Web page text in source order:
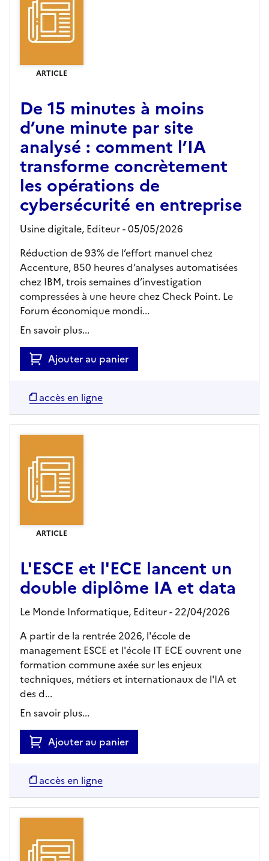
ARTICLE
De 15 minutes à moins
d’une minute par site
analysé : comment l’IA
transforme concrètement
les opérations de
cybersécurité en entreprise
Usine digitale, Editeur- 05/05/2026
Réduction de 93% de l’effort manuel chez
Accenture, 850 heures d’analyses automatisées
chez IBM, trois semaines d’investigation
compressées à une heure chez Check Point. Le
Forum économique mondi...
En savoir plus...
Ajouter au panier
accès en ligne
ARTICLE
L'ESCE et l'ECE lancent un
double diplôme IA et data
Le Monde Informatique, Editeur- 22/04/2026
A partir de la rentrée 2026, l'école de
management ESCE et l'école IT ECE ouvrent une
formation commune axée sur les enjeux
techniques, métiers et internationaux de l'IA et
des d...
En savoir plus...
Ajouter au panier
accès en ligne